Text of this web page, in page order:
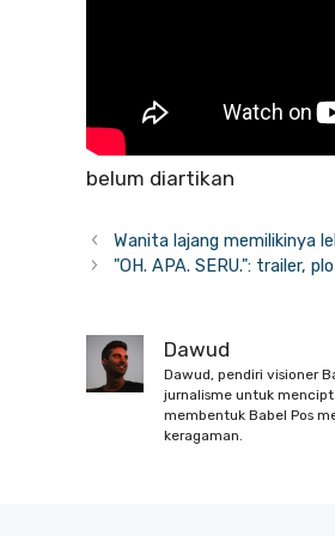
belum diartikan
Wanita lajang memilikinya
"OH. APA. SERU.": trailer,
Dawud
Dawud, pendiri visioner
jurnalisme untuk
membentuk Babel Pos
keragaman.